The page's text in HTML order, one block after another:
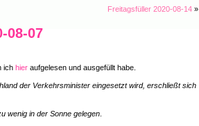
Freitagsfüller 2020-08-14 »
08-07
ich hier aufgelesen und ausgefüllt habe.
der Verkehrsminister eingesetzt wird, erschließt sich
wenig in der Sonne gelegen